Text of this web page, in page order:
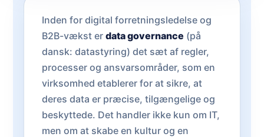
Inden for digital forretningsledelse og
B2B-vækst er data governance (på
dansk: datastyring) det sæt af regler,
processer og ansvarsområder, som en
virksomhed etablerer for at sikre, at
deres data er præcise, tilgængelige og
beskyttede. Det handler ikke kun om IT,
men om at skabe en kultur og en